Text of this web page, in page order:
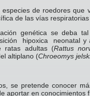
de roedores
de las vías
genética se deba
hipoxica neonatal
ratas adultas (Rattus
altiplano (Chroeomys
se pretende conocer
aportar en